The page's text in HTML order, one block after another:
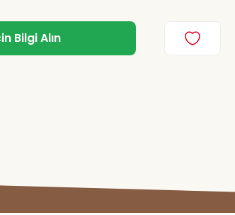
Bilgi Alın